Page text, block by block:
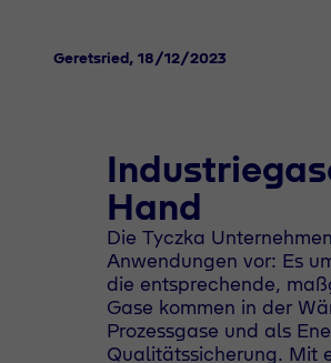
Geretsried, 18/12/2023
Hand
Die Tyczka
Anwendungen vor: Es
die entsprechende,
Gase kommen in der
Prozessgase und als
Qualitätssicherung. Mit